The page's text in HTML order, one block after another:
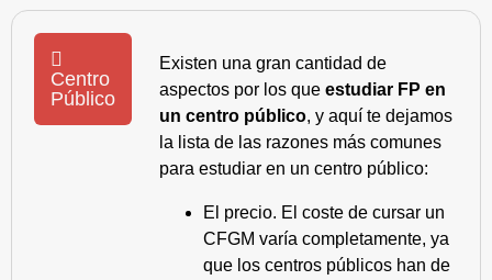
Centro
Público
Existen una gran cantidad de
aspectos por los que estudiar FP en
un centro público, y aquí te dejamos
la lista de las razones más comunes
para estudiar en un centro público:
El precio. El coste de cursar un
CFGM varía completamente, ya
que los centros públicos han de